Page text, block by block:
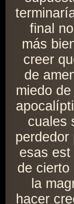
final
más
creer
de
miedo
cuales
perdedor
esas
de cierto
la
hacer